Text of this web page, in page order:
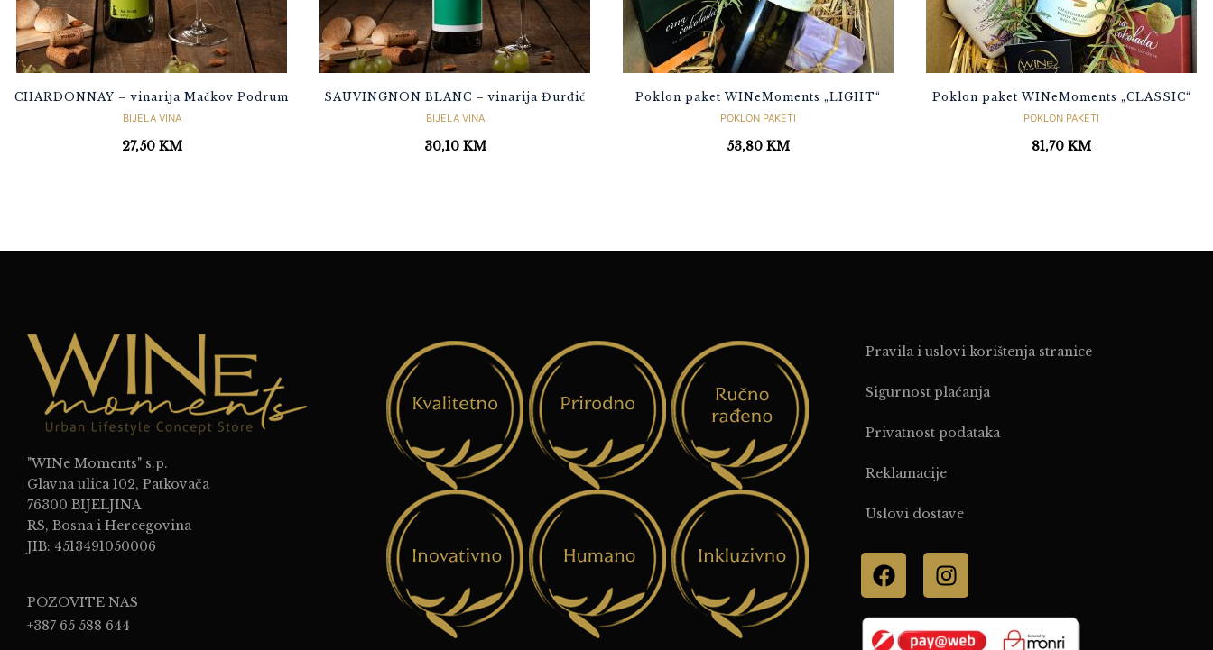
CHARDONNAY – vinarija Mačkov Podrum
BIJELA VINA
27,50 KM
SAUVINGNON BLANC – vinarija Đurđić
BIJELA VINA
30,10 KM
Poklon paket WINeMoments „LIGHT“
POKLON PAKETI
53,80 KM
Poklon paket WINeMoments „CLASSIC“
POKLON PAKETI
81,70 KM
"WINe Moments" s.p.
Glavna ulica 102, Patkovača
76300 BIJELJINA
RS, Bosna i Hercegovina
JIB: 4513491050006
POZOVITE NAS
+387 65 588 644
Pravila i uslovi korištenja stranice
Sigurnost plaćanja
Privatnost podataka
Reklamacije
Uslovi dostave